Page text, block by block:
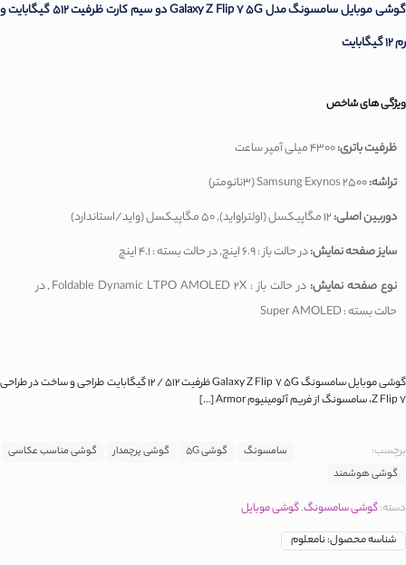
گوشی موبایل سامسونگ مدل Galaxy Z Flip 7 5G دو سیم کارت ظرفیت 512 گیگابایت و
رم 12 گیگابایت
ویژگی های شاخص
ظرفیت باتری:4300 میلی آمپر ساعت
تراشه:Samsung Exynos 2500 (3نانومتر)
دوربین اصلی:12 مگاپیکسل (اولتراواید), 50 مگاپیکسل (واید/استاندارد)
سایز صفحه نمایش:در حالت باز : 6.9 اینچ, در حالت بسته : 4.1 اینچ
نوع صفحه نمایش:
در حالت باز : Foldable Dynamic LTPO AMOLED 2X, در
حالت بسته : Super AMOLED
گوشی موبایل سامسونگ Galaxy Z Flip 7 5G ظرفیت 512 / 12 گیگابایت طراحی و ساخت در طراحی
Z Flip 7، سامسونگ از فریم آلومینیوم Armor
[…]
برچسب: سامسونگ گوشی 5G گوشی پرچمدار
گوشی مناسب عکاسی
گوشی هوشمند
دسته:گوشی سامسونگ,گوشی موبایل
شناسه محصول:نامعلوم